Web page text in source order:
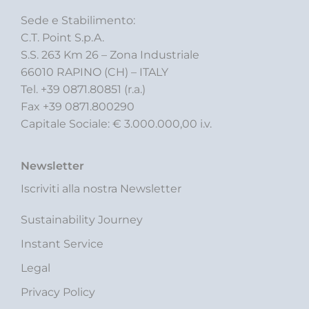
Sede e Stabilimento:
C.T. Point S.p.A.
S.S. 263 Km 26 – Zona Industriale
66010 RAPINO (CH) – ITALY
Tel. +39 0871.80851 (r.a.)
Fax +39 0871.800290
Capitale Sociale: € 3.000.000,00 i.v.
Newsletter
Iscriviti alla nostra Newsletter
Sustainability Journey
Instant Service
Legal
Privacy Policy